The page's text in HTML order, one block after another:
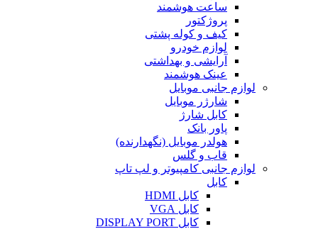
ساعت هوشمند
پروژکتور
کیف و کوله پشتی
لوازم خودرو
آرایشی و بهداشتی
عینک هوشمند
لوازم جانبی موبایل
شارژر موبایل
کابل شارژ
پاور بانک
هولدر موبایل (نگهدارنده)
قاب و گلس
لوازم جانبی کامپیوتر و لپ تاپ
کابل
کابل HDMI
کابل VGA
کابل DISPLAY PORT